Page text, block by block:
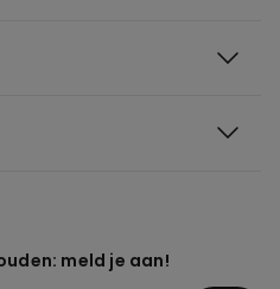
meld je aan!